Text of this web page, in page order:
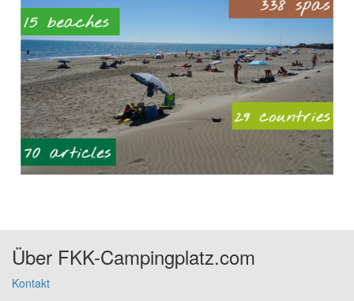
Über FKK-Campingplatz.com
Kontakt